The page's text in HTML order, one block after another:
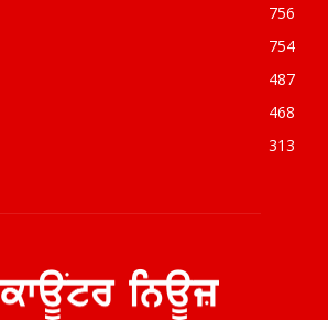
756
754
487
468
313